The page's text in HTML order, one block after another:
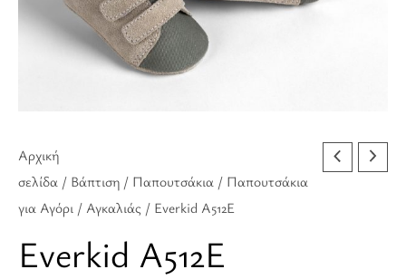
Αρχική
σελίδα / Βάπτιση / Παπουτσάκια / Παπουτσάκια
για Αγόρι / Αγκαλιάς / Everkid A512E
Everkid A512E
€48.30.είναι:
€43.47.